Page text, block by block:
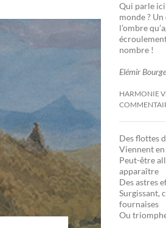
Qui parle ici
monde ?
l’ombre
nombre !
Elémir
HARMONIE
Des flottes
Viennent
Peut-être
apparaître
Des astres
Surgissant,
fournaises
Ou